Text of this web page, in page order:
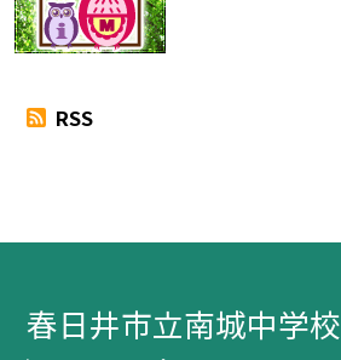
RSS
春日井市立南城中学校